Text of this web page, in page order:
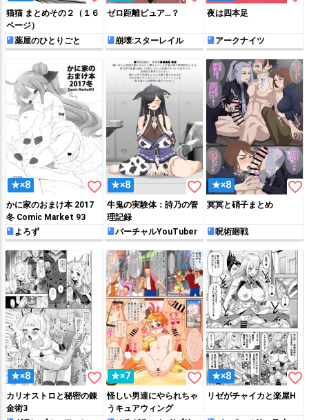
猫猫 まとめその２（１６
ページ）
薬屋のひとりごと
ゼロ距離ピュア…？
崩壊:スターレイル
夜は四本足
アークナイツ
★×8 favorite_border
かに家のおまけ本 2017
冬 Comic Market 93
よろず
★×8 favorite_border
牛鬼の実験体：詩乃の管
理記録
バーチャルYouTuber
★×8 favorite_border
冥冥と硝子まとめ
呪術廻戦
★×8 favorite_border
カリオストロと秘密の錬
金術3
★×7 favorite_border
怪しい男達にやられちゃ
うキュアウィング
★×8 favorite_border
リゼがチャイカと楽屋H